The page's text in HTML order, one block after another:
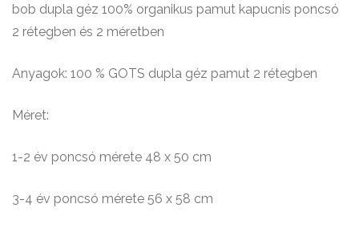
bob dupla géz 100% organikus pamut kapucnis poncsó
2 rétegben és 2 méretben
Anyagok: 100 % GOTS dupla géz pamut 2 rétegben
Méret:
1-2 év poncsó mérete 48 x 50 cm
3-4 év poncsó mérete 56 x 58 cm